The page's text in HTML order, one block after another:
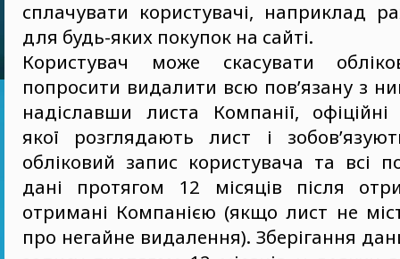
сплачувати користувачі, наприклад
для будь-яких покупок на сайті.
Користувач може скасувати
попросити видалити всю пов’язану з
надіславши листа Компанії,
якої розглядають лист і
обліковий запис користувача та всі
дані протягом 12 місяців після
отримані Компанією (якщо лист не
про негайне видалення). Зберігання